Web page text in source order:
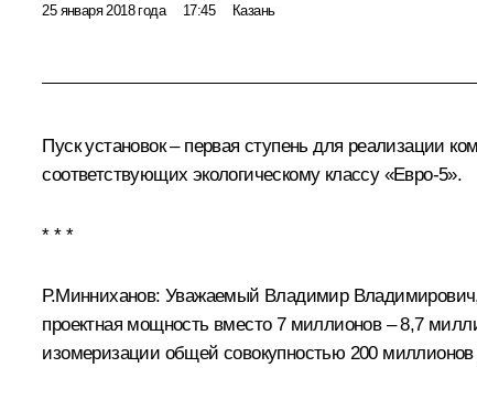
25 января 2018 года 17:45 Казань
Пуск установок – первая ступень для реализации
соответствующих экологическому классу «Евро-5».
* * *
Р.Минниханов: Уважаемый Владимир Владимирович,
проектная мощность вместо 7 миллионов – 8,7
изомеризации общей совокупностью 200